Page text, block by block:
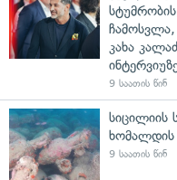
კახა
9 საათის წინ
სიცილიის
ხომალდის
9 საათის წინ